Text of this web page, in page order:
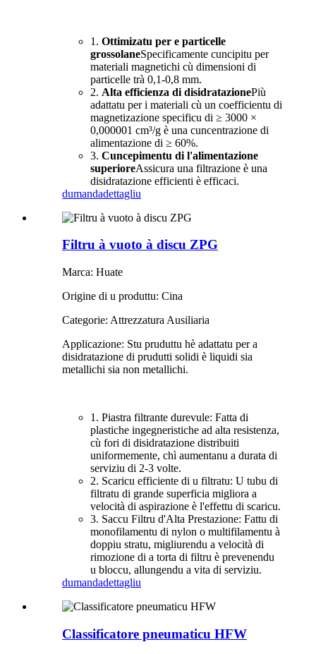
1. Ottimizatu per e particelle
grossolaneSpecificamente cuncipitu per
materiali magnetichi cù dimensioni di
particelle trà 0,1-0,8 mm.
2. Alta efficienza di disidratazionePiù
adattatu per i materiali cù un coefficientu di
magnetizazione specificu di ≥ 3000 ×
0,000001 cm³/g è una cuncentrazione di
alimentazione di ≥ 60%.
3. Cuncepimentu di l'alimentazione
superioreAssicura una filtrazione è una
disidratazione efficienti è efficaci.
dumandadettagliu
Filtru à vuoto à discu ZPG
Marca: Huate
Origine di u produttu: Cina
Categorie: Attrezzatura Ausiliaria
Applicazione: Stu pruduttu hè adattatu per a
disidratazione di prudutti solidi è liquidi sia
metallichi sia non metallichi.
1. Piastra filtrante durevule: Fatta di
plastiche ingegneristiche ad alta resistenza,
cù fori di disidratazione distribuiti
uniformemente, chì aumentanu a durata di
serviziu di 2-3 volte.
2. Scaricu efficiente di u filtratu: U tubu di
filtratu di grande superficia migliora a
velocità di aspirazione è l'effettu di scaricu.
3. Saccu Filtru d'Alta Prestazione: Fattu di
monofilamentu di nylon o multifilamentu à
doppiu stratu, migliurendu a velocità di
rimozione di a torta di filtru è prevenendu
u bloccu, allungendu a vita di serviziu.
dumandadettagliu
Classificatore pneumaticu HFW